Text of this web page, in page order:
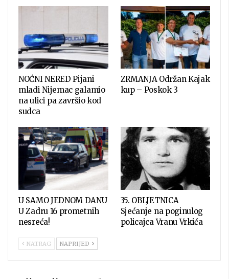
NOĆNI NERED Pijani
mladi Nijemac galamio
na ulici pa završio kod
sudca
ZRMANJA Održan Kajak
kup – Poskok 3
U SAMO JEDNOM DANU
U Zadru 16 prometnih
nesreća!
35. OBLJETNICA
Sjećanje na poginulog
policajca Vranu Vrkića
NATRAG NAPRIJED